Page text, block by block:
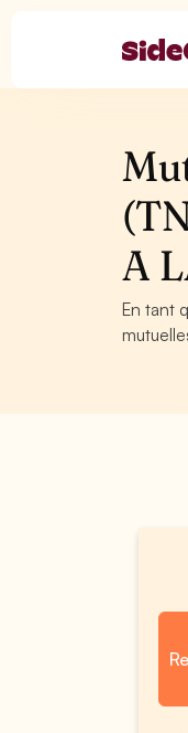
A
En tant